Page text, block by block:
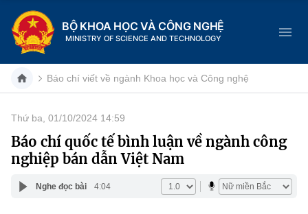
BỘ KHOA HỌC VÀ CÔNG NGHỆ
MINISTRY OF SCIENCE AND TECHNOLOGY
Danh mục
Trang chủ
Giới thiệu
Báo chí viết về ngành Khoa học và Công nghệ
Thứ ba, 01/10/2024 14:59
Báo chí quốc tế bình luận về ngành công
nghiệp bán dẫn Việt Nam
Nghe đọc bài 4:04